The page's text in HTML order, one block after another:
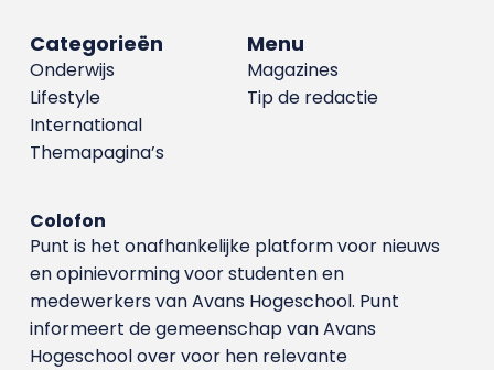
Menu
Magazines
Tip de redactie
Categorieën
Onderwijs
Lifestyle
International
Themapagina’s
Colofon
Punt is het onafhankelijke platform voor nieuws
en opinievorming voor studenten en
medewerkers van Avans Hoge­school. Punt
informeert de gemeenschap van Avans
Hogeschool over voor hen relevante